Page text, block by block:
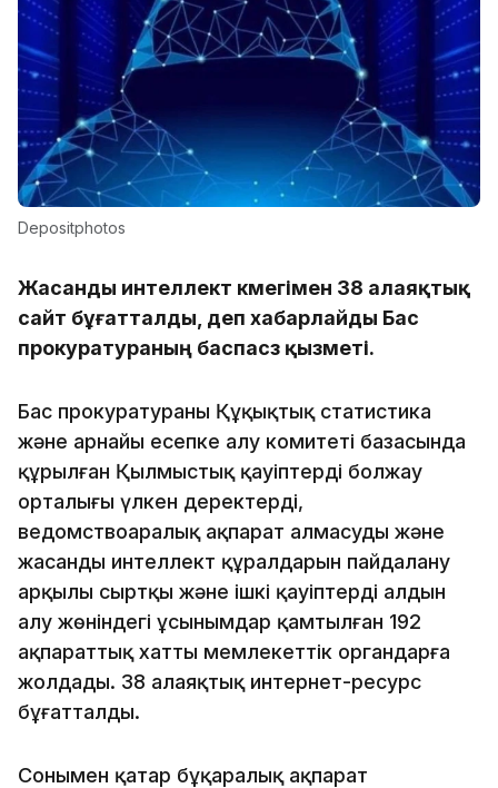
Depositphotos
Жасанды интеллект көмегімен 38 алаяқтық
сайт бұғатталды, деп хабарлайды Бас
прокуратураның баспасөз қызметі.
Бас прокуратураның Құқықтық статистика
және арнайы есепке алу комитеті базасында
құрылған Қылмыстық қауіптерді болжау
орталығы үлкен деректерді,
ведомствоаралық ақпарат алмасуды және
жасанды интеллект құралдарын пайдалану
арқылы сыртқы және ішкі қауіптердің алдын
алу жөніндегі ұсынымдар қамтылған 192
ақпараттық хатты мемлекеттік органдарға
жолдады. 38 алаяқтық интернет-ресурс
бұғатталды.
Сонымен қатар бұқаралық ақпарат